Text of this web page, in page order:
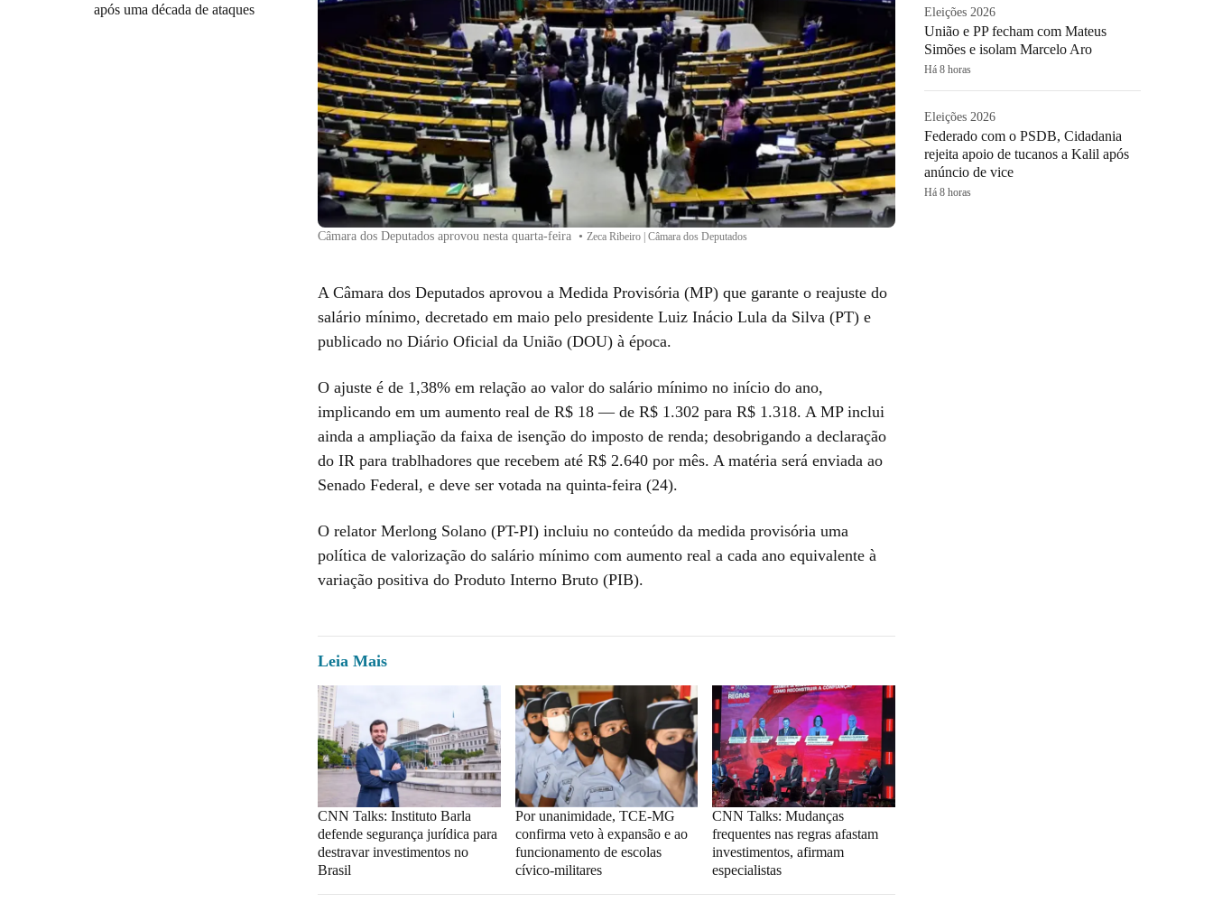
Câmara dos Deputados aprovou nesta quarta-feira • Zeca Ribeiro | Câmara dos Deputados
A Câmara dos Deputados aprovou a Medida Provisória (MP) que garante o reajuste do
salário mínimo, decretado em maio pelo presidente Luiz Inácio Lula da Silva (PT) e
publicado no Diário Oficial da União (DOU) à época.
O ajuste é de 1,38% em relação ao valor do salário mínimo no início do ano,
implicando em um aumento real de R$ 18 — de R$ 1.302 para R$ 1.318. A MP inclui
ainda a ampliação da faixa de isenção do imposto de renda; desobrigando a declaração
do IR para trablhadores que recebem até R$ 2.640 por mês. A matéria será enviada ao
Senado Federal, e deve ser votada na quinta-feira (24).
O relator Merlong Solano (PT-PI) incluiu no conteúdo da medida provisória uma
política de valorização do salário mínimo com aumento real a cada ano equivalente à
variação positiva do Produto Interno Bruto (PIB).
Leia Mais
CNN Talks: Instituto Barla
defende segurança jurídica para
destravar investimentos no
Brasil
Por unanimidade, TCE-MG
confirma veto à expansão e ao
funcionamento de escolas
cívico-militares
CNN Talks: Mudanças
frequentes nas regras afastam
investimentos, afirmam
especialistas
após uma década de ataques
Eleições 2026
União e PP fecham com Mateus
Simões e isolam Marcelo Aro
Há 8 horas
Eleições 2026
Federado com o PSDB, Cidadania
rejeita apoio de tucanos a Kalil após
anúncio de vice
Há 8 horas